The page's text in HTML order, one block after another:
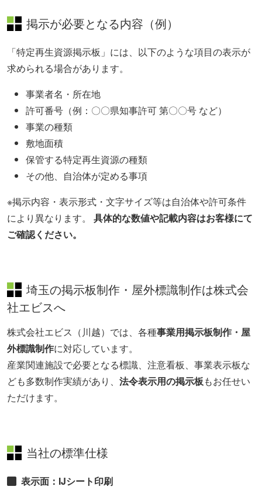
掲示が必要となる内容（例）
「特定再生資源掲示板」には、以下のような項目の表示が
求められる場合があります。
事業者名・所在地
許可番号（例：〇〇県知事許可 第〇〇号 など）
事業の種類
敷地面積
保管する特定再生資源の種類
その他、自治体が定める事項
※掲示内容・表示形式・文字サイズ等は自治体や許可条件
により異なります。 具体的な数値や記載内容はお客様にて
ご確認ください。
埼玉の掲示板制作・屋外標識制作は株式会
社エビスへ
株式会社エビス（川越）では、各種事業用掲示板制作・屋
外標識制作に対応しています。
産業関連施設で必要となる標識、注意看板、事業表示板な
ども多数制作実績があり、 法令表示用の掲示板もお任せい
ただけます。
当社の標準仕様
表示面：IJシート印刷